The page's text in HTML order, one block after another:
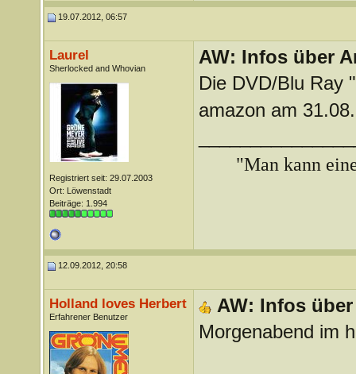
19.07.2012, 06:57
Laurel
Sherlocked and Whovian
Registriert seit: 29.07.2003
Ort: Löwenstadt
Beiträge: 1.994
AW: Infos über
Die DVD/Blu Ray
amazon am
"Man kann
12.09.2012, 20:58
Holland loves Herbert
Erfahrener Benutzer
AW: Infos
Morgenabend im